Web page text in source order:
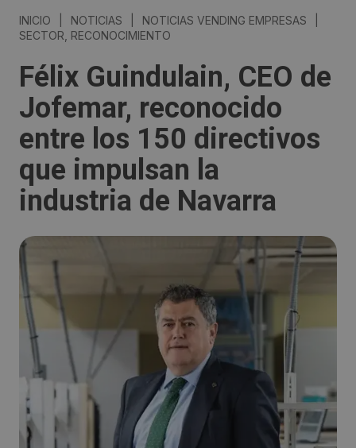
INICIO NOTICIAS NOTICIAS VENDING EMPRESAS
SECTOR, RECONOCIMIENTO
Félix Guindulain, CEO de
Jofemar, reconocido
entre los 150 directivos
que impulsan la
industria de Navarra